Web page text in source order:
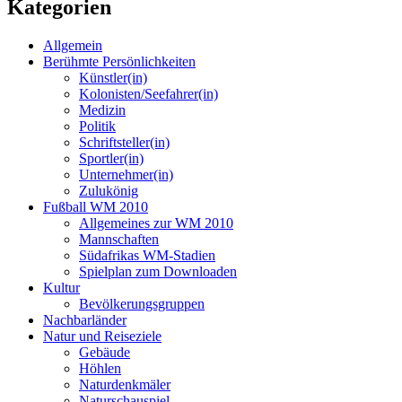
Kategorien
Allgemein
Berühmte Persönlichkeiten
Künstler(in)
Kolonisten/Seefahrer(in)
Medizin
Politik
Schriftsteller(in)
Sportler(in)
Unternehmer(in)
Zulukönig
Fußball WM 2010
Allgemeines zur WM 2010
Mannschaften
Südafrikas WM-Stadien
Spielplan zum Downloaden
Kultur
Bevölkerungsgruppen
Nachbarländer
Natur und Reiseziele
Gebäude
Höhlen
Naturdenkmäler